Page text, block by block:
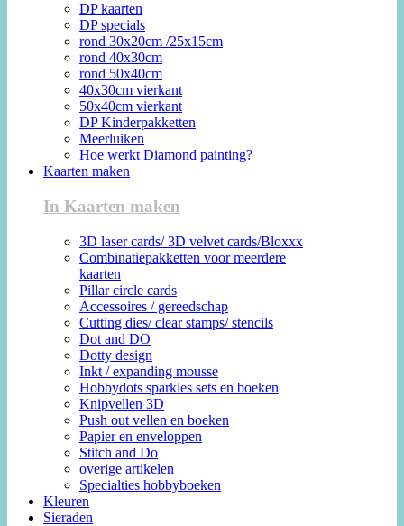
DP kaarten
DP specials
rond 30x20cm /25x15cm
rond 40x30cm
rond 50x40cm
40x30cm vierkant
50x40cm vierkant
DP Kinderpakketten
Meerluiken
Hoe werkt Diamond painting?
Kaarten maken
In Kaarten maken
3D laser cards/ 3D velvet cards/Bloxxx
Combinatiepakketten voor meerdere
kaarten
Pillar circle cards
Accessoires / gereedschap
Cutting dies/ clear stamps/ stencils
Dot and DO
Dotty design
Inkt / expanding mousse
Hobbydots sparkles sets en boeken
Knipvellen 3D
Push out vellen en boeken
Papier en enveloppen
Stitch and Do
overige artikelen
Specialties hobbyboeken
Kleuren
Sieraden